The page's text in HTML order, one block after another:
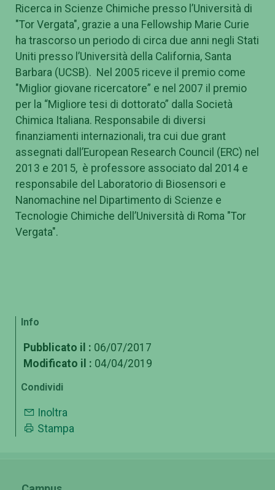
Ricerca in Scienze Chimiche presso l’Università di
"Tor Vergata", grazie a una Fellowship Marie Curie
ha trascorso un periodo di circa due anni negli Stati
Uniti presso l’Università della California, Santa
Barbara (UCSB). Nel 2005 riceve il premio come
"Miglior giovane ricercatore” e nel 2007 il premio
per la “Migliore tesi di dottorato” dalla Società
Chimica Italiana. Responsabile di diversi
finanziamenti internazionali, tra cui due grant
assegnati dall’European Research Council (ERC) nel
2013 e 2015, è professore associato dal 2014 e
responsabile del Laboratorio di Biosensori e
Nanomachine nel Dipartimento di Scienze e
Tecnologie Chimiche dell’Università di Roma "Tor
Vergata".
Info
Pubblicato il : 06/07/2017
Modificato il : 04/04/2019
Condividi
Inoltra
Stampa